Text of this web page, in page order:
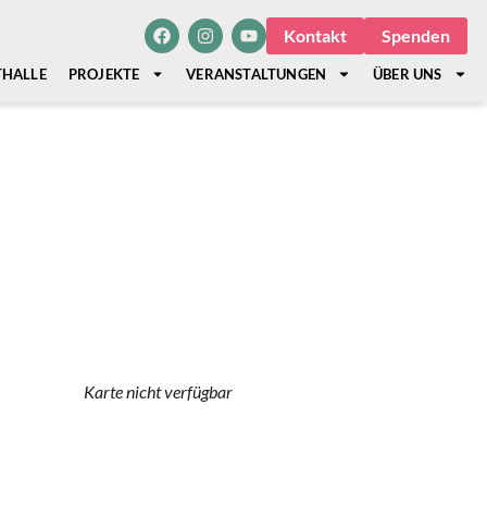
Kontakt Spenden
PROJEKTE VERANSTALTUNGEN ÜBER UNS
Karte nicht verfügbar